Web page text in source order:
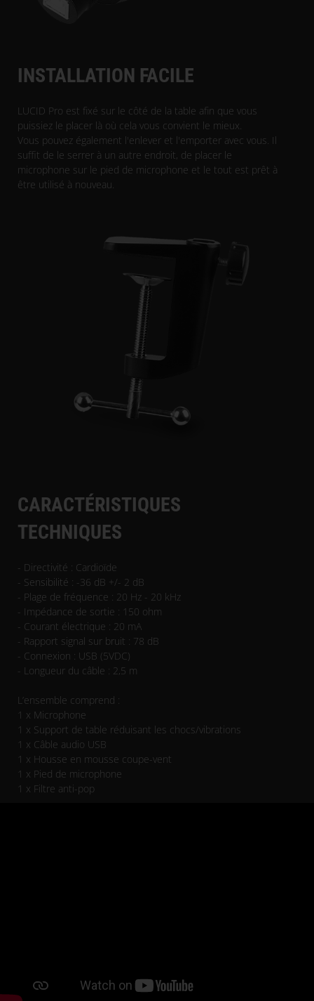
INSTALLATION FACILE
LUCID Pro est fixé sur le côté de la table afin que vous
puissiez le placer là où cela vous convient le mieux.
Vous pouvez également l'enlever et l'emporter avec vous. Il
suffit de le serrer à un autre endroit, de placer le
microphone sur le pied de microphone et le tout est prêt à
être utilisé à nouveau.
CARACTÉRISTIQUES
TECHNIQUES
- Directivité : Cardioïde
- Sensibilité : -36 dB +/- 2 dB
- Plage de fréquence : 20 Hz - 20 kHz
- Impédance de sortie : 150 ohm
- Courant électrique : 20 mA
- Rapport signal sur bruit : 78 dB
- Connexion : USB (5VDC)
- Longueur du câble : 2,5 m
L’ensemble comprend :
1 x Microphone
1 x Support de table réduisant les chocs/vibrations
1 x Câble audio USB
1 x Housse en mousse coupe-vent
1 x Pied de microphone
1 x Filtre anti-pop